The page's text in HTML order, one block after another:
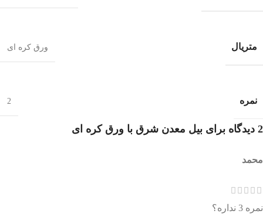
متریال ورق کره ای
نمره 2
2 دیدگاه برای بیل معدن شرق با ورق کره ای
محمد
نمره 3 نداره؟